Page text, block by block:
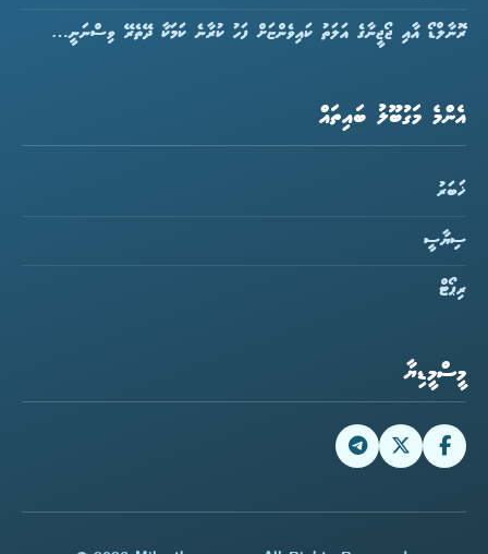
ރޮނާލްޑޯ އާއި ޖޯޖީނާގެ އަލަތު ކައިވެންޏަށް ފަހު ކުރާނެ ކަމަކާ ދޭތެރޭ ވިސްނަނީ…
އެންމެ މަގުބޫލު ބައިތައް
ޚަބަރު
ސިޔާސީ
ރިޕޯޓް
މީސްމީޑިޔާ